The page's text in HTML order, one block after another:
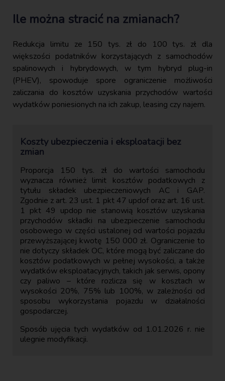
Ile można stracić na zmianach?
Redukcja limitu ze 150 tys. zł do 100 tys. zł dla
większości podatników korzystających z samochodów
spalinowych i hybrydowych, w tym hybryd plug-in
(PHEV), spowoduje spore ograniczenie możliwości
zaliczania do kosztów uzyskania przychodów wartości
wydatków poniesionych na ich zakup, leasing czy najem.
Koszty ubezpieczenia i eksploatacji bez
zmian
Proporcja 150 tys. zł do wartości samochodu
wyznacza również limit kosztów podatkowych z
tytułu składek ubezpieczeniowych AC i GAP.
Zgodnie z art. 23 ust. 1 pkt 47 updof oraz art. 16 ust.
1 pkt 49 updop nie stanowią kosztów uzyskania
przychodów składki na ubezpieczenie samochodu
osobowego w części ustalonej od wartości pojazdu
przewyższającej kwotę 150 000 zł. Ograniczenie to
nie dotyczy składek OC, które mogą być zaliczane do
kosztów podatkowych w pełnej wysokości, a także
wydatków eksploatacyjnych, takich jak serwis, opony
czy paliwo – które rozlicza się w kosztach w
wysokości 20%, 75% lub 100%, w zależności od
sposobu wykorzystania pojazdu w działalności
gospodarczej.
Sposób ujęcia tych wydatków od 1.01.2026 r. nie
ulegnie modyfikacji.